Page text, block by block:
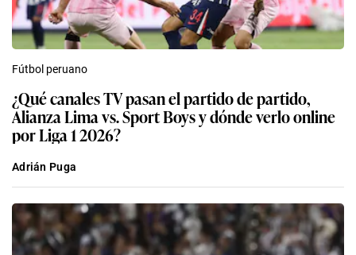
Fútbol peruano
¿Qué canales TV pasan el partido de partido,
Alianza Lima vs. Sport Boys y dónde verlo online
por Liga 1 2026?
Adrián Puga